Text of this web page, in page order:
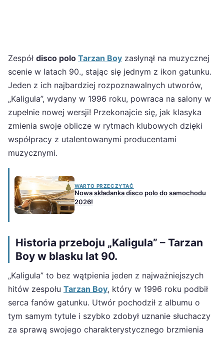
Zespół disco polo Tarzan Boy zasłynął na muzycznej
scenie w latach 90., stając się jednym z ikon gatunku.
Jeden z ich najbardziej rozpoznawalnych utworów,
„Kaligula”, wydany w 1996 roku, powraca na salony w
zupełnie nowej wersji! Przekonajcie się, jak klasyka
zmienia swoje oblicze w rytmach klubowych dzięki
współpracy z utalentowanymi producentami
muzycznymi.
WARTO PRZECZYTAĆ
Nowa składanka disco polo do samochodu
2026!
Historia przeboju „Kaligula” – Tarzan
Boy w blasku lat 90.
„Kaligula” to bez wątpienia jeden z najważniejszych
hitów zespołu Tarzan Boy, który w 1996 roku podbił
serca fanów gatunku. Utwór pochodził z albumu o
tym samym tytule i szybko zdobył uznanie słuchaczy
za sprawą swojego charakterystycznego brzmienia